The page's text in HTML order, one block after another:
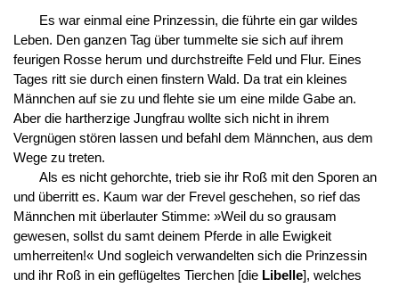
Es war einmal eine Prinzessin, die führte ein gar wildes
Leben. Den ganzen Tag über tummelte sie sich auf ihrem
feurigen Rosse herum und durchstreifte Feld und Flur. Eines
Tages ritt sie durch einen finstern Wald. Da trat ein kleines
Männchen auf sie zu und flehte sie um eine milde Gabe an.
Aber die hartherzige Jungfrau wollte sich nicht in ihrem
Vergnügen stören lassen und befahl dem Männchen, aus dem
Wege zu treten.
Als es nicht gehorchte, trieb sie ihr Roß mit den Sporen an
und überritt es. Kaum war der Frevel geschehen, so rief das
Männchen mit überlauter Stimme: »Weil du so grausam
gewesen, sollst du samt deinem Pferde in alle Ewigkeit
umherreiten!« Und sogleich verwandelten sich die Prinzessin
und ihr Roß in ein geflügeltes Tierchen [die Libelle], welches